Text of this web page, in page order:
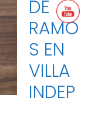
DE
RAMO
S EN
VILLA
INDEP